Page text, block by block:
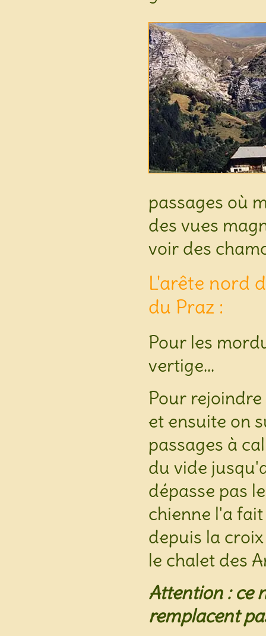
passages où
des vues
voir des
L'arête nord
du Praz :
Pour les
vertige...
Pour
et ensuite on
passages à
du vide
dépasse pas
chienne l'a
depuis la
le chalet des
Attention : ce
remplacent